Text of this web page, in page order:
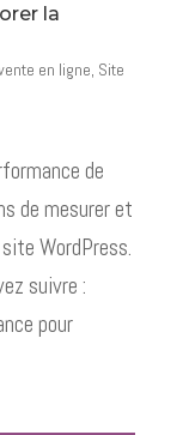
la
en ligne, Site
de
de mesurer et
WordPress.
suivre :
pour